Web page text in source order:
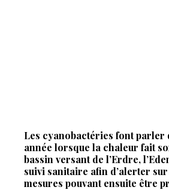
Les cyanobactéries font parler
année lorsque la chaleur fait
bassin versant de l’Erdre,
suivi sanitaire afin d’alerter
mesures pouvant ensuite être